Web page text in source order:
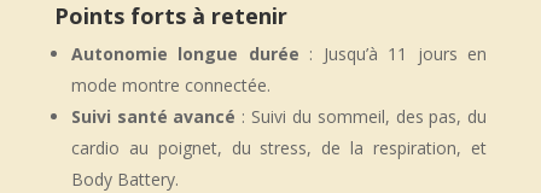
Points forts à retenir
Autonomie longue durée : Jusqu’à 11 jours en
mode montre connectée.
Suivi santé avancé : Suivi du sommeil, des pas, du
cardio au poignet, du stress, de la respiration, et
Body Battery.